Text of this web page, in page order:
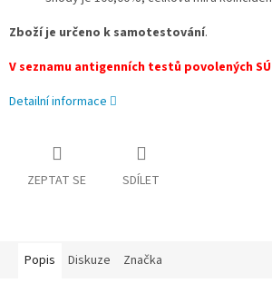
Zboží je určeno k samotestování.
V seznamu antigenních testů povolených
Detailní informace
ZEPTAT SE SDÍLET
Popis Diskuze Značka